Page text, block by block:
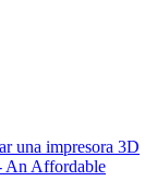
una impresora 3D
An Affordable